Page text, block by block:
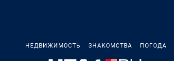
НЕДВИЖИМОСТЬ ЗНАКОМСТВА ПОГОДА